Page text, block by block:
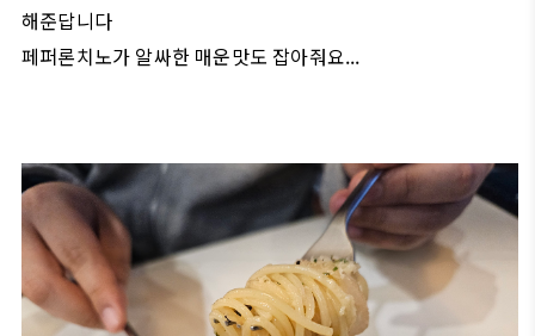
해준답니다
페퍼론치노가 알싸한 매운맛도 잡아줘요...